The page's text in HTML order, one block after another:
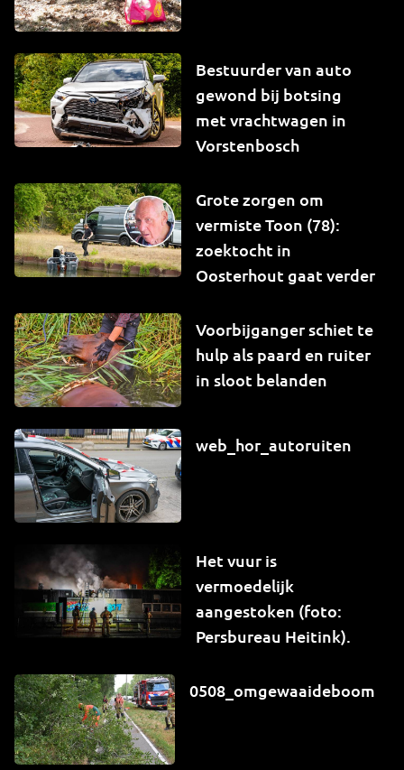
Bestuurder van auto
gewond bij botsing
met vrachtwagen in
Vorstenbosch
Grote zorgen om
vermiste Toon (78):
zoektocht in
Oosterhout gaat verder
Voorbijganger schiet te
hulp als paard en ruiter
in sloot belanden
web_hor_autoruiten
Het vuur is
vermoedelijk
aangestoken (foto:
Persbureau Heitink).
0508_omgewaaideboom